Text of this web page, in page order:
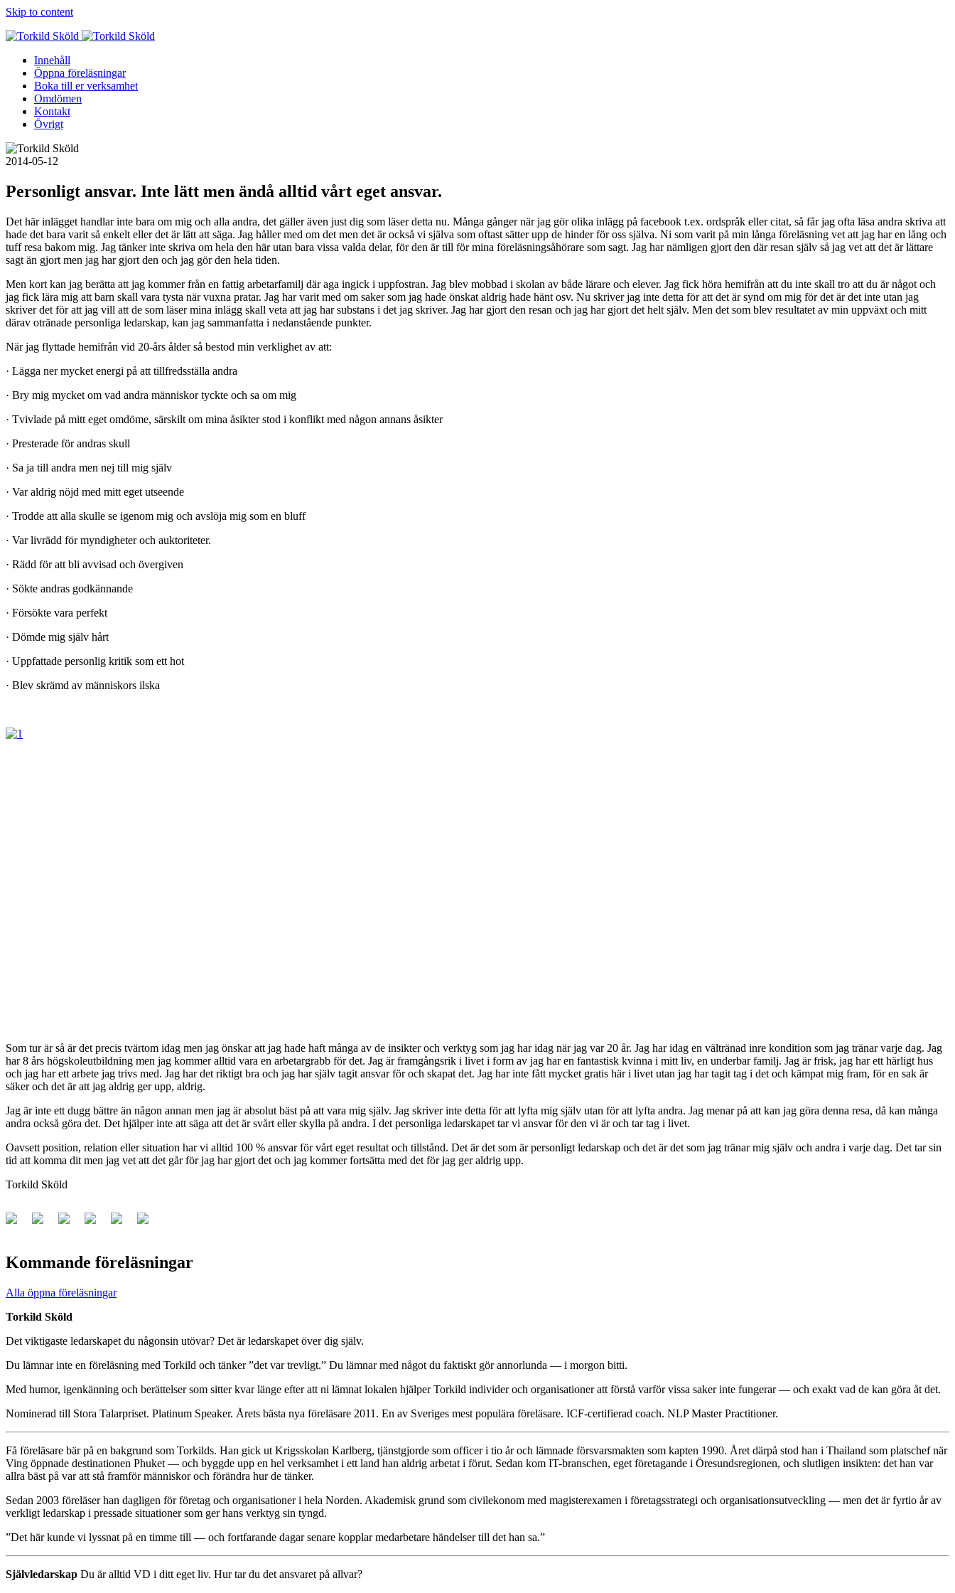
Skip to content
Innehåll
Öppna föreläsningar
Boka till er verksamhet
Omdömen
Kontakt
Övrigt
2014-05-12
Personligt ansvar. Inte lätt men ändå alltid vårt eget ansvar.
Det här inlägget handlar inte bara om mig och alla andra, det gäller även just dig som läser detta nu. Många gånger när jag gör olika inlägg på facebook t.ex. ordspråk eller citat, så får jag ofta läsa andra skriva att
hade det bara varit så enkelt eller det är lätt att säga. Jag håller med om det men det är också vi själva som oftast sätter upp de hinder för oss själva. Ni som varit på min långa föreläsning vet att jag har en lång och
tuff resa bakom mig. Jag tänker inte skriva om hela den här utan bara vissa valda delar, för den är till för mina föreläsningsåhörare som sagt. Jag har nämligen gjort den där resan själv så jag vet att det är lättare
sagt än gjort men jag har gjort den och jag gör den hela tiden.
Men kort kan jag berätta att jag kommer från en fattig arbetarfamilj där aga ingick i uppfostran. Jag blev mobbad i skolan av både lärare och elever. Jag fick höra hemifrån att du inte skall tro att du är något och
jag fick lära mig att barn skall vara tysta när vuxna pratar. Jag har varit med om saker som jag hade önskat aldrig hade hänt osv. Nu skriver jag inte detta för att det är synd om mig för det är det inte utan jag
skriver det för att jag vill att de som läser mina inlägg skall veta att jag har substans i det jag skriver. Jag har gjort den resan och jag har gjort det helt själv. Men det som blev resultatet av min uppväxt och mitt
därav otränade personliga ledarskap, kan jag sammanfatta i nedanstående punkter.
När jag flyttade hemifrån vid 20-års ålder så bestod min verklighet av att:
· Lägga ner mycket energi på att tillfredsställa andra
· Bry mig mycket om vad andra människor tyckte och sa om mig
· Tvivlade på mitt eget omdöme, särskilt om mina åsikter stod i konflikt med någon annans åsikter
· Presterade för andras skull
· Sa ja till andra men nej till mig själv
· Var aldrig nöjd med mitt eget utseende
· Trodde att alla skulle se igenom mig och avslöja mig som en bluff
· Var livrädd för myndigheter och auktoriteter.
· Rädd för att bli avvisad och övergiven
· Sökte andras godkännande
· Försökte vara perfekt
· Dömde mig själv hårt
· Uppfattade personlig kritik som ett hot
· Blev skrämd av människors ilska
Som tur är så är det precis tvärtom idag men jag önskar att jag hade haft många av de insikter och verktyg som jag har idag när jag var 20 år. Jag har idag en vältränad inre kondition som jag tränar varje dag. Jag
har 8 års högskoleutbildning men jag kommer alltid vara en arbetargrabb för det. Jag är framgångsrik i livet i form av jag har en fantastisk kvinna i mitt liv, en underbar familj. Jag är frisk, jag har ett härligt hus
och jag har ett arbete jag trivs med. Jag har det riktigt bra och jag har själv tagit ansvar för och skapat det. Jag har inte fått mycket gratis här i livet utan jag har tagit tag i det och kämpat mig fram, för en sak är
säker och det är att jag aldrig ger upp, aldrig.
Jag är inte ett dugg bättre än någon annan men jag är absolut bäst på att vara mig själv. Jag skriver inte detta för att lyfta mig själv utan för att lyfta andra. Jag menar på att kan jag göra denna resa, då kan många
andra också göra det. Det hjälper inte att säga att det är svårt eller skylla på andra. I det personliga ledarskapet tar vi ansvar för den vi är och tar tag i livet.
Oavsett position, relation eller situation har vi alltid 100 % ansvar för vårt eget resultat och tillstånd. Det är det som är personligt ledarskap och det är det som jag tränar mig själv och andra i varje dag. Det tar sin
tid att komma dit men jag vet att det går för jag har gjort det och jag kommer fortsätta med det för jag ger aldrig upp.
Torkild Sköld
Kommande föreläsningar
Alla öppna föreläsningar
Torkild Sköld
Det viktigaste ledarskapet du någonsin utövar? Det är ledarskapet över dig själv.
Du lämnar inte en föreläsning med Torkild och tänker ”det var trevligt.” Du lämnar med något du faktiskt gör annorlunda — i morgon bitti.
Med humor, igenkänning och berättelser som sitter kvar länge efter att ni lämnat lokalen hjälper Torkild individer och organisationer att förstå varför vissa saker inte fungerar — och exakt vad de kan göra åt det.
Nominerad till Stora Talarpriset. Platinum Speaker. Årets bästa nya föreläsare 2011. En av Sveriges mest populära föreläsare. ICF-certifierad coach. NLP Master Practitioner.
Få föreläsare bär på en bakgrund som Torkilds. Han gick ut Krigsskolan Karlberg, tjänstgjorde som officer i tio år och lämnade försvarsmakten som kapten 1990. Året därpå stod han i Thailand som platschef när
Ving öppnade destinationen Phuket — och byggde upp en hel verksamhet i ett land han aldrig arbetat i förut. Sedan kom IT-branschen, eget företagande i Öresundsregionen, och slutligen insikten: det han var
allra bäst på var att stå framför människor och förändra hur de tänker.
Sedan 2003 föreläser han dagligen för företag och organisationer i hela Norden. Akademisk grund som civilekonom med magisterexamen i företagsstrategi och organisationsutveckling — men det är fyrtio år av
verkligt ledarskap i pressade situationer som ger hans verktyg sin tyngd.
”Det här kunde vi lyssnat på en timme till — och fortfarande dagar senare kopplar medarbetare händelser till det han sa.”
Självledarskap Du är alltid VD i ditt eget liv. Hur tar du det ansvaret på allvar?